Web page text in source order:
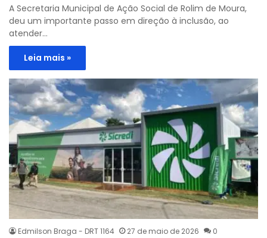
A Secretaria Municipal de Ação Social de Rolim de Moura,
deu um importante passo em direção à inclusão, ao
atender…
Leia mais »
Edmilson Braga - DRT 1164 27 de maio de 2026 0